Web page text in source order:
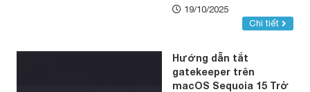
19/10/2025
Chi tiết
Hướng dẫn tắt
gatekeeper trên
macOS Sequoia 15 Trở